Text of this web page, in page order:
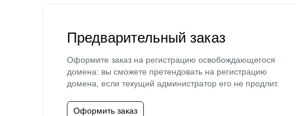
Предварительный заказ
Оформите заказ на регистрацию освобождающегося
домена: вы сможете претендовать на регистрацию
домена, если текущий администратор его не продлит.
Оформить заказ